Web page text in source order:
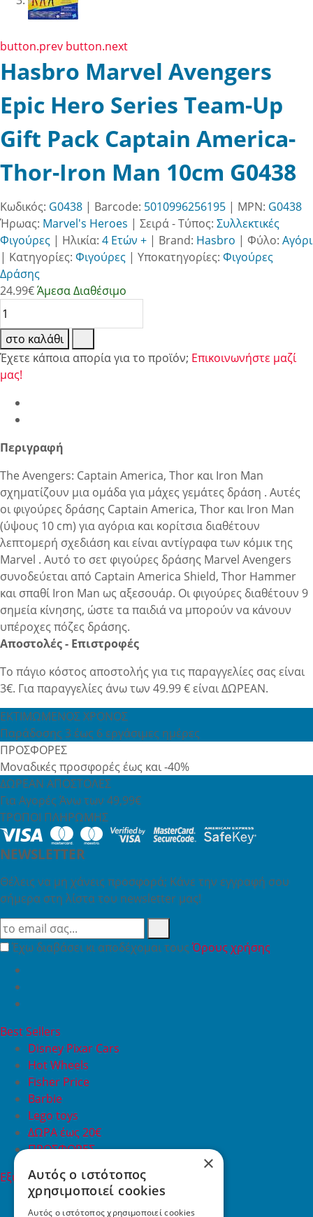
button.prev button.next
Hasbro Marvel Avengers
Epic Hero Series Team-Up
Gift Pack Captain America-
Thor-Iron Man 10cm G0438
Κωδικός: G0438 | Barcode: 5010996256195 | MPN: G0438
Ήρωας: Marvel's Heroes | Σειρά - Τύπος: Συλλεκτικές
Φιγούρες | Ηλικία: 4 Ετών + | Brand: Hasbro | Φύλο: Αγόρι
| Κατηγορίες: Φιγούρες | Υποκατηγορίες: Φιγούρες
Δράσης
24.99€Άμεσα Διαθέσιμο
στο καλάθι
Έχετε κάποια απορία για το προϊόν; Επικοινωνήστε μαζί
μας!
Περιγραφή
The Avengers: Captain America, Thor και Iron Man
σχηματίζουν μια ομάδα για μάχες γεμάτες δράση . Αυτές
οι φιγούρες δράσης Captain America, Thor και Iron Man
(ύψους 10 cm) για αγόρια και κορίτσια διαθέτουν
λεπτομερή σχεδιάση και είναι αντίγραφα των κόμικ της
Marvel . Αυτό το σετ φιγούρες δράσης Marvel Avengers
συνοδεύεται από Captain America Shield, Thor Hammer
και σπαθί Iron Man ως αξεσουάρ. Οι φιγούρες διαθέτουν 9
σημεία κίνησης, ώστε τα παιδιά να μπορούν να κάνουν
υπέροχες πόζες δράσης.
Αποστολές - Επιστροφές
Το πάγιο κόστος αποστολής για τις παραγγελίες σας είναι
3€. Για παραγγελίες άνω των 49.99 € είναι ΔΩΡΕΑΝ.
ΕΚΤΙΜΩΜΕΝΟΣ ΧΡΟΝΟΣ
Παράδοσης 3 έως 6 εργάσιμες ημέρες
ΠΡΟΣΦΟΡΕΣ
Μοναδικές προσφορές έως και -40%
ΔΩΡΕΑΝ ΑΠΟΣΤΟΛΕΣ
Για Αγορές Άνω των 49,99€
ΤΡΟΠΟΙ ΠΛΗΡΩΜΗΣ
NEWSLETTER
Θέλεις να μη χάνεις προσφορά; Κάνε την εγγραφή σου
σήμερα στη λίστα του newsletter μας!
Έχω διαβάσει κι αποδέχομαι τουςΌρους χρήσης
Best Sellers
Disney Pixar Cars
Hot Wheels
Fisher Price
Barbie
Lego toys
ΔΩΡΑ έως 20€
ΠΡΟΣΦΟΡΕΣ
Εξυπηρέτηση Πελατών
Εξυπηρέτηση πελατών
Συχνές ερωτήσεις
×
Αυτός ο ιστότοπος
χρησιμοποιεί cookies
Αυτός ο ιστότοπος χρησιμοποιεί cookies